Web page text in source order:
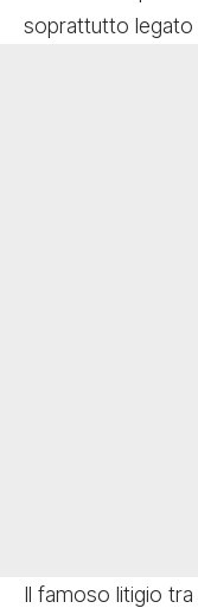
soprattutto legato
Il famoso litigio